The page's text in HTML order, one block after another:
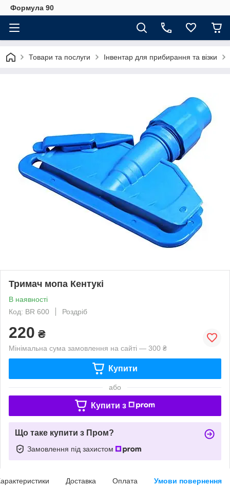
Формула 90
Товари та послуги Інвентар для прибирання та візки
Тримач мопа Кентукі
В наявності
Код: BR 600
Роздріб
220 ₴
Мінімальна сума замовлення на сайті — 300 ₴
Купити
або
Купити з
Що таке купити з Пром?
Замовлення під захистом
Доставка Оплата Умови повернення